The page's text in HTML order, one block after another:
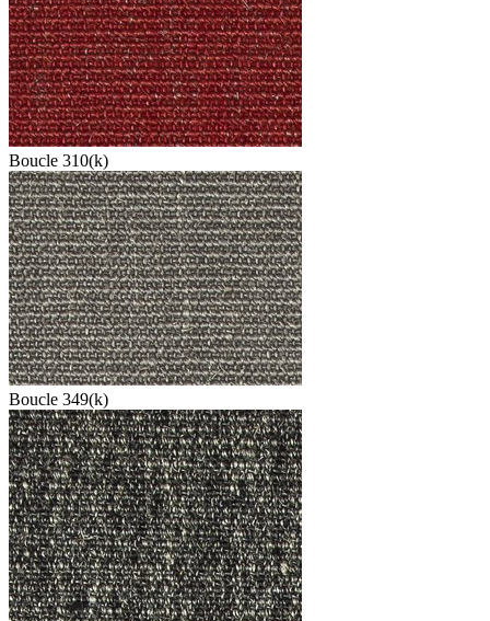
Boucle 310(k)
Boucle 349(k)